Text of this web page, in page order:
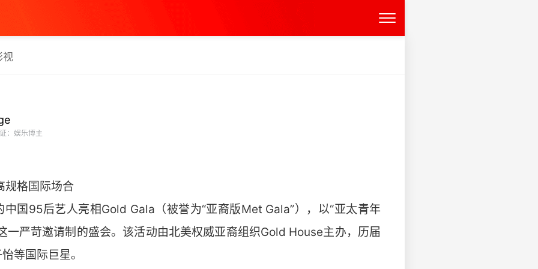
视
：娱乐博主
规格国际场合
国95后艺人亮相Gold Gala（被誉为“亚裔版Met Gala”），以“亚太青年
一严苛邀请制的盛会。该活动由北美权威亚裔组织Gold House主办，历届
等国际巨星。